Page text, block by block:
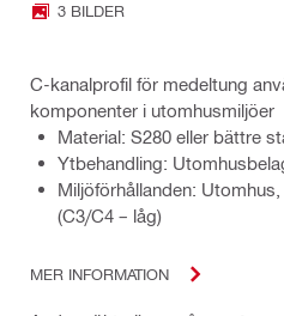
3 BILDER
C-kanalprofil för medeltung
komponenter i utomhusmiljöer
Material: S280 eller bättre
Ytbehandling:
Miljöförhållanden:
(C3/C4 – låg)
MER INFORMATION